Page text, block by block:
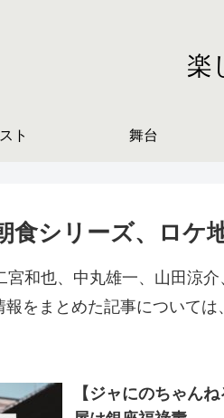
楽
ト 舞台
食シリーズ、ロケ
和也、中丸雄一、山田涼
をまとめた記事については
【ジャにのちゃん